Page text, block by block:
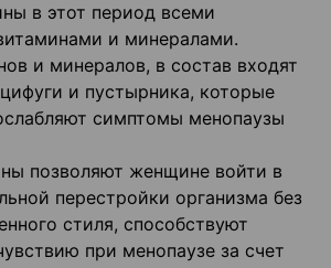
в этот период всеми
и минералами.
и минералов, в состав входят
и пустырника, которые
симптомы менопаузы
позволяют женщине войти в
перестройки организма без
стиля, способствуют
при менопаузе за счет